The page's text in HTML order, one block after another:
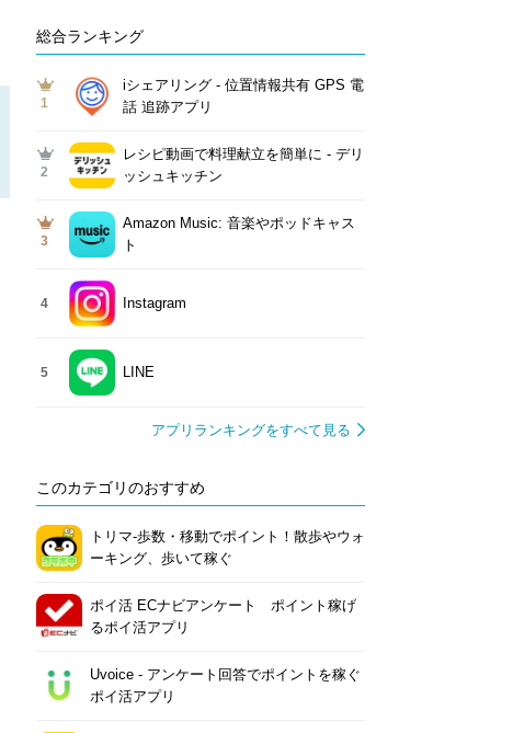
総合ランキング
1
iシェアリング - 位置情報共有 GPS 電
話 追跡アプリ
2
レシピ動画で料理献立を簡単‪に - デリ
ッシュキッチン
3
Amazon Music: 音楽やポッドキャス
ト
4 Instagram
5 LINE
アプリランキングをすべて見る
このカテゴリのおすすめ
トリマ-歩数・移動でポイント！散歩やウォ
ーキング、歩いて稼ぐ
ポイ活 ECナビアンケート ポイント稼げ
るポイ活アプリ
Uvoice - アンケート回答でポイントを稼ぐ
ポイ活アプリ